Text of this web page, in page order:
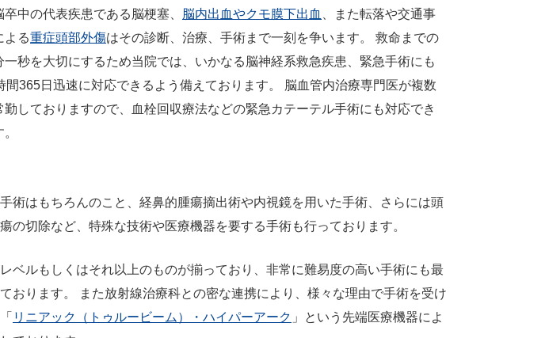
卒中の代表疾患である脳梗塞、 脳内出血やクモ膜下出血
、また転落や交通事
よる重症頭部外傷はその診断、治療、手術まで一刻を争います。 救命までの
一秒を大切にするため当院では、いかなる脳神経系救急疾患、緊急手術にも
間365日迅速に対応できるよう備えております。 脳血管内治療専門医が複数
勤しておりますので、血栓回収療法などの緊急カテーテル手術にも対応でき
術はもちろんのこと、経鼻的腫瘍摘出術や内視鏡を用いた手術、さらには頭
の切除など、特殊な技術や医療機器を要する手術も行っております。
ベルもしくはそれ以上のものが揃っており、非常に難易度の高い手術にも最
おります。 また放射線治療科との密な連携により、様々な理由で手術を受け
リニアック（トゥルービーム）・ハイパーアーク 」という先端医療機器によ